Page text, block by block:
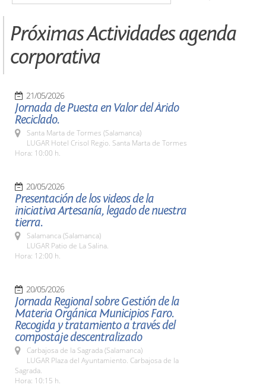
Próximas Actividades agenda
corporativa
21/05/2026
Jornada de Puesta en Valor del Árido
Reciclado.
Santa Marta de Tormes (Salamanca)
LUGAR Hotel Crisol Regio. Santa Marta de Tormes
Hora: 10:00 h.
20/05/2026
Presentación de los videos de la
iniciativa Artesanía, legado de nuestra
tierra.
Salamanca (Salamanca)
LUGAR Patio de La Salina.
Hora: 12:00 h.
20/05/2026
Jornada Regional sobre Gestión de la
Materia Orgánica Municipios Faro.
Recogida y tratamiento a través del
compostaje descentralizado
Carbajosa de la Sagrada (Salamanca)
LUGAR Plaza del Ayuntamiento. Carbajosa de la
Sagrada.
Hora: 10:15 h.